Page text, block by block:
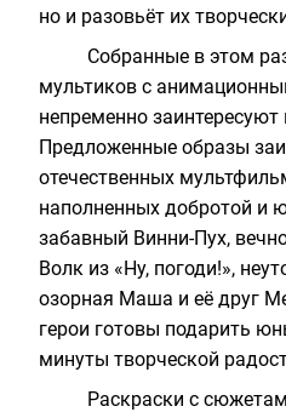
но и разовьёт их
Собранные в этом
мультиков с
непременно
Предложенные образы
отечественных
наполненных добротой
забавный Винни-Пух,
Волк из «Ну, погоди!»,
озорная Маша и её друг
герои готовы подарить
минуты творческой
Раскраски с